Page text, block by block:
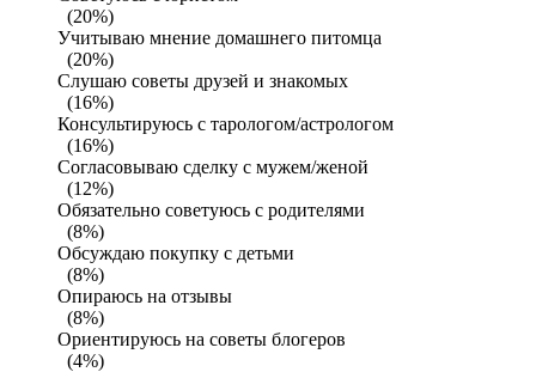
(20%)
Учитываю мнение домашнего питомца
(20%)
Слушаю советы друзей и знакомых
(16%)
Консультируюсь с тарологом/астрологом
(16%)
Согласовываю сделку с мужем/женой
(12%)
Обязательно советуюсь с родителями
(8%)
Обсуждаю покупку с детьми
(8%)
Опираюсь на отзывы
(8%)
Ориентируюсь на советы блогеров
(4%)